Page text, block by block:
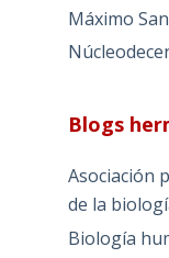
Máximo
Blogs
Asociación
de la
Biología